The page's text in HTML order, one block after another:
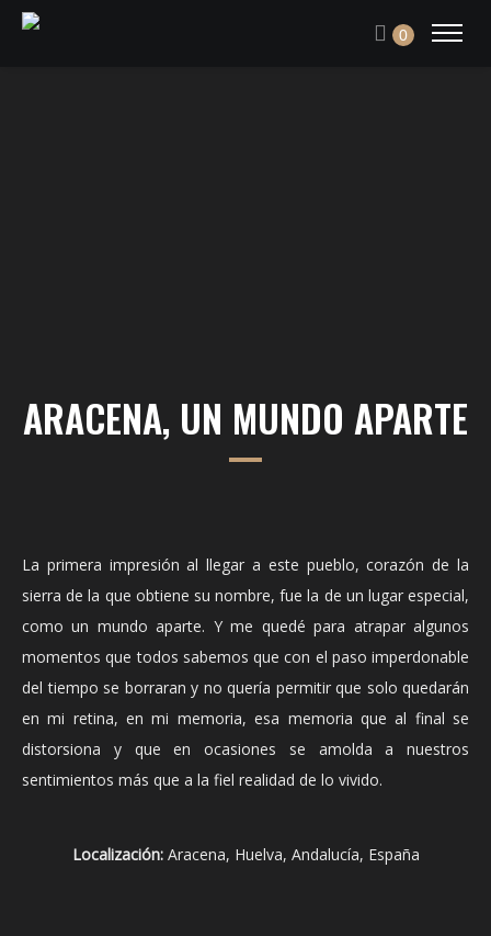
0
ARACENA, UN MUNDO APARTE
La primera impresión al llegar a este pueblo, corazón de la
sierra de la que obtiene su nombre, fue la de un lugar especial,
como un mundo aparte. Y me quedé para atrapar algunos
momentos que todos sabemos que con el paso imperdonable
del tiempo se borraran y no quería permitir que solo quedarán
en mi retina, en mi memoria, esa memoria que al final se
distorsiona y que en ocasiones se amolda a nuestros
sentimientos más que a la fiel realidad de lo vivido.
Localización:Aracena, Huelva, Andalucía, España